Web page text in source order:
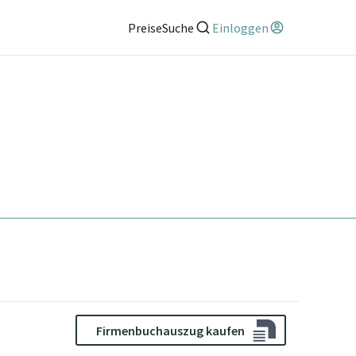
PreiseSuche Einloggen
Firmenbuchauszug kaufen